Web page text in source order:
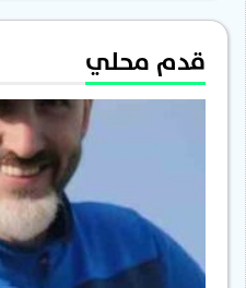
قدم محلي